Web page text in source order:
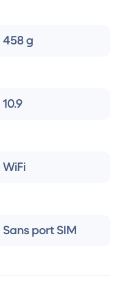
458 g
10.9
WiFi
Sans port SIM